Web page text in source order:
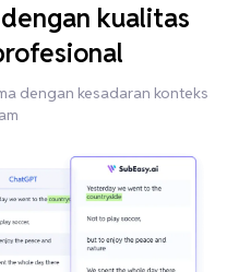
kualitas
dengan kesadaran konteks